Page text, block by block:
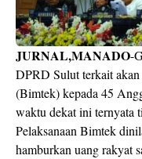
JURNAL,MANADO-
DPRD Sulut terkait
(Bimtek) kepada 45
waktu dekat ini ternyata
Pelaksanaan Bimtek
hamburkan uang rakyat